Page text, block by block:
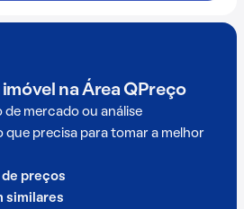
na Área QPreço
de mercado ou análise
precisa para tomar a melhor
de preços
similares